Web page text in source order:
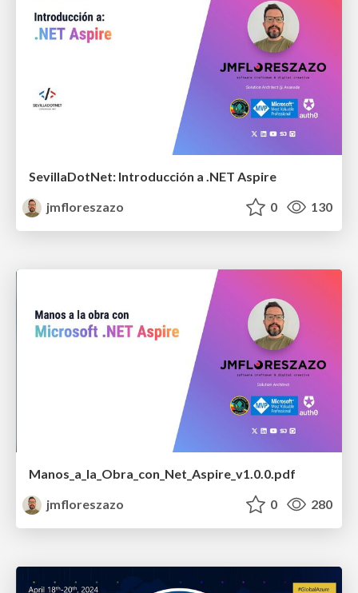
SevillaDotNet: Introducción a .NET Aspire
jmfloreszazo
0 130
Manos_a_la_Obra_con_Net_Aspire_v1.0.0.pdf
jmfloreszazo
0 280